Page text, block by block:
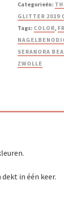
Categorieën:
GLITTER 2019
Tags: COLOR,
SERANORA
ZWOLLE
in één keer.